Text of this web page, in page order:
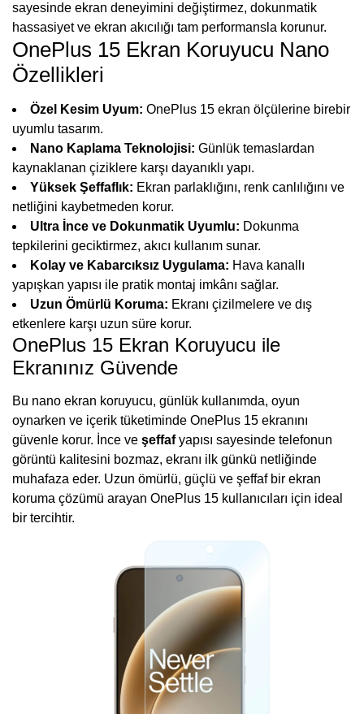
sayesinde ekran deneyimini değiştirmez, dokunmatik
hassasiyet ve ekran akıcılığı tam performansla korunur.
OnePlus 15 Ekran Koruyucu Nano
Özellikleri
Özel Kesim Uyum: OnePlus 15 ekran ölçülerine birebir
uyumlu tasarım.
Nano Kaplama Teknolojisi: Günlük temaslardan
kaynaklanan çiziklere karşı dayanıklı yapı.
Yüksek Şeffaflık: Ekran parlaklığını, renk canlılığını ve
netliğini kaybetmeden korur.
Ultra İnce ve Dokunmatik Uyumlu: Dokunma
tepkilerini geciktirmez, akıcı kullanım sunar.
Kolay ve Kabarcıksız Uygulama: Hava kanallı
yapışkan yapısı ile pratik montaj imkânı sağlar.
Uzun Ömürlü Koruma: Ekranı çizilmelere ve dış
etkenlere karşı uzun süre korur.
OnePlus 15 Ekran Koruyucu ile
Ekranınız Güvende
Bu nano ekran koruyucu, günlük kullanımda, oyun
oynarken ve içerik tüketiminde OnePlus 15 ekranını
güvenle korur. İnce ve şeffaf yapısı sayesinde telefonun
görüntü kalitesini bozmaz, ekranı ilk günkü netliğinde
muhafaza eder. Uzun ömürlü, güçlü ve şeffaf bir ekran
koruma çözümü arayan OnePlus 15 kullanıcıları için ideal
bir tercihtir.